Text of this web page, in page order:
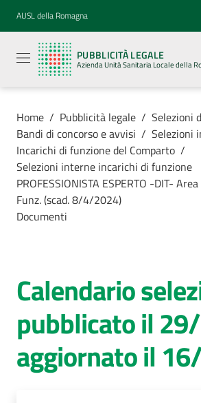
Vai al contenuto
Vai alla navigazione
Vai al footer
AUSL della Romagna
PUBBLICITÀ LEGALE
Azienda Unità Sanitaria Locale della
legale
Azienda
Unità
Locale della
Azienda
cura
AUSL
Comunica
Home / Pubblicità legale / Selezioni
Bandi di concorso e avvisi / Selezioni
Incarichi di funzione del Comparto /
Selezioni interne incarichi di funzione
PROFESSIONISTA ESPERTO -DIT-
Funz. (scad. 8/4/2024)
Documenti
Calendario
pubblicato il
aggiornato il